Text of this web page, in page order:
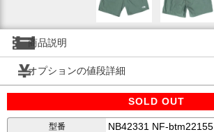
商品説明
オプションの値段詳細
SOLD OUT
型番 NB42331 NF-btm22155